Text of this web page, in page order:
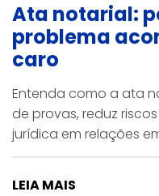
Ata notarial:
problema
caro
Entenda como a ata
de provas, reduz
jurídica em relações
LEIA MAIS